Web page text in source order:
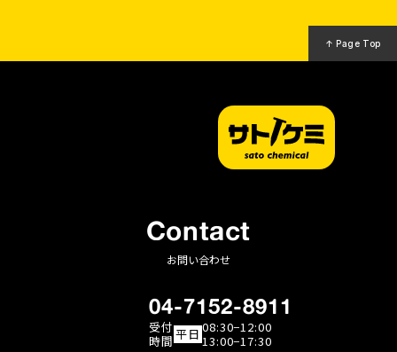
↑ Page Top
Contact
お問い合わせ
04-7152-8911
受付
時間平日 08:30−12:00
13:00−17:30